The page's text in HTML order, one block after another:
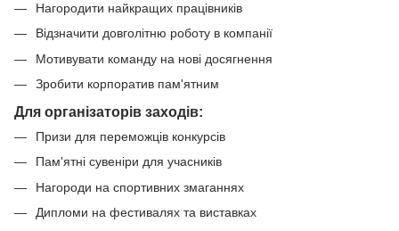
Нагородити найкращих працівників
Відзначити довголітню роботу в компанії
Мотивувати команду на нові досягнення
Зробити корпоратив пам'ятним
Для організаторів заходів:
Призи для переможців конкурсів
Пам'ятні сувеніри для учасників
Нагороди на спортивних змаганнях
Дипломи на фестивалях та виставках